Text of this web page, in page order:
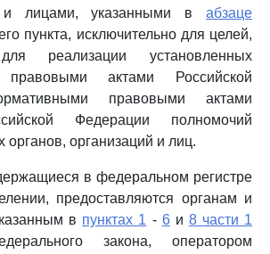
и лицами, указанными в абзаце
пункта, исключительно для целей,
реализации установленных
правовыми актами Российской
правовыми актами
Федерации полномочий
органов, организаций и лиц.
в федеральном регистре
предоставляются органам и
в пунктах 1 - 6и 8 части 1
закона, оператором